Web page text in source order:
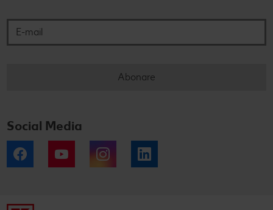
Abonare
Social Media
Facebook YouTube Instagram